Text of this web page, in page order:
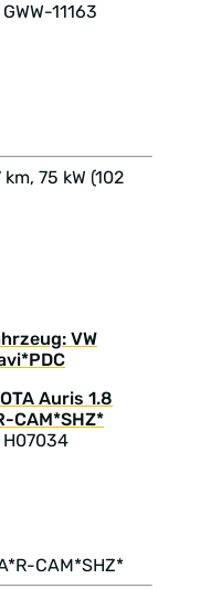
11163
75 kW (102
VW
H07034
CAM*SHZ*